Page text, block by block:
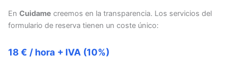
En Cuidame creemos en la transparencia. Los servicios del
formulario de reserva tienen un coste único:
18 € / hora + IVA (10%)